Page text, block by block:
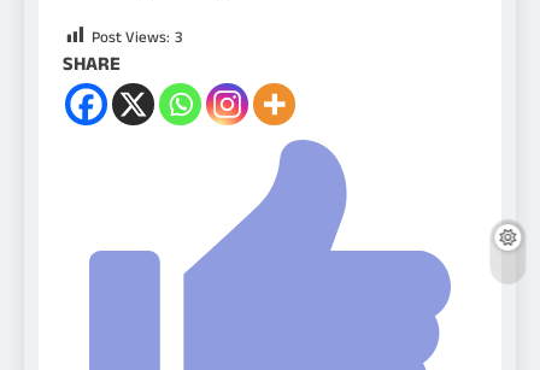
Post Views: 3
SHARE